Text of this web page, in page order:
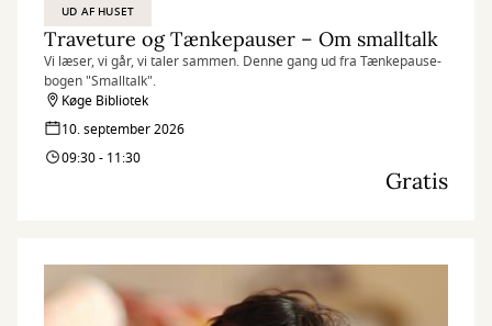
UD AF HUSET
Traveture og Tænkepauser – Om smalltalk
Vi læser, vi går, vi taler sammen. Denne gang ud fra Tænkepause-
bogen "Smalltalk".
Køge Bibliotek
10. september 2026
09:30 - 11:30
Gratis